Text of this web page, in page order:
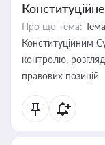
Про що тема:
Конституційним
контролю,
правових позицій